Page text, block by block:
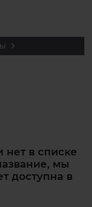
нет в списке
мы
доступна в